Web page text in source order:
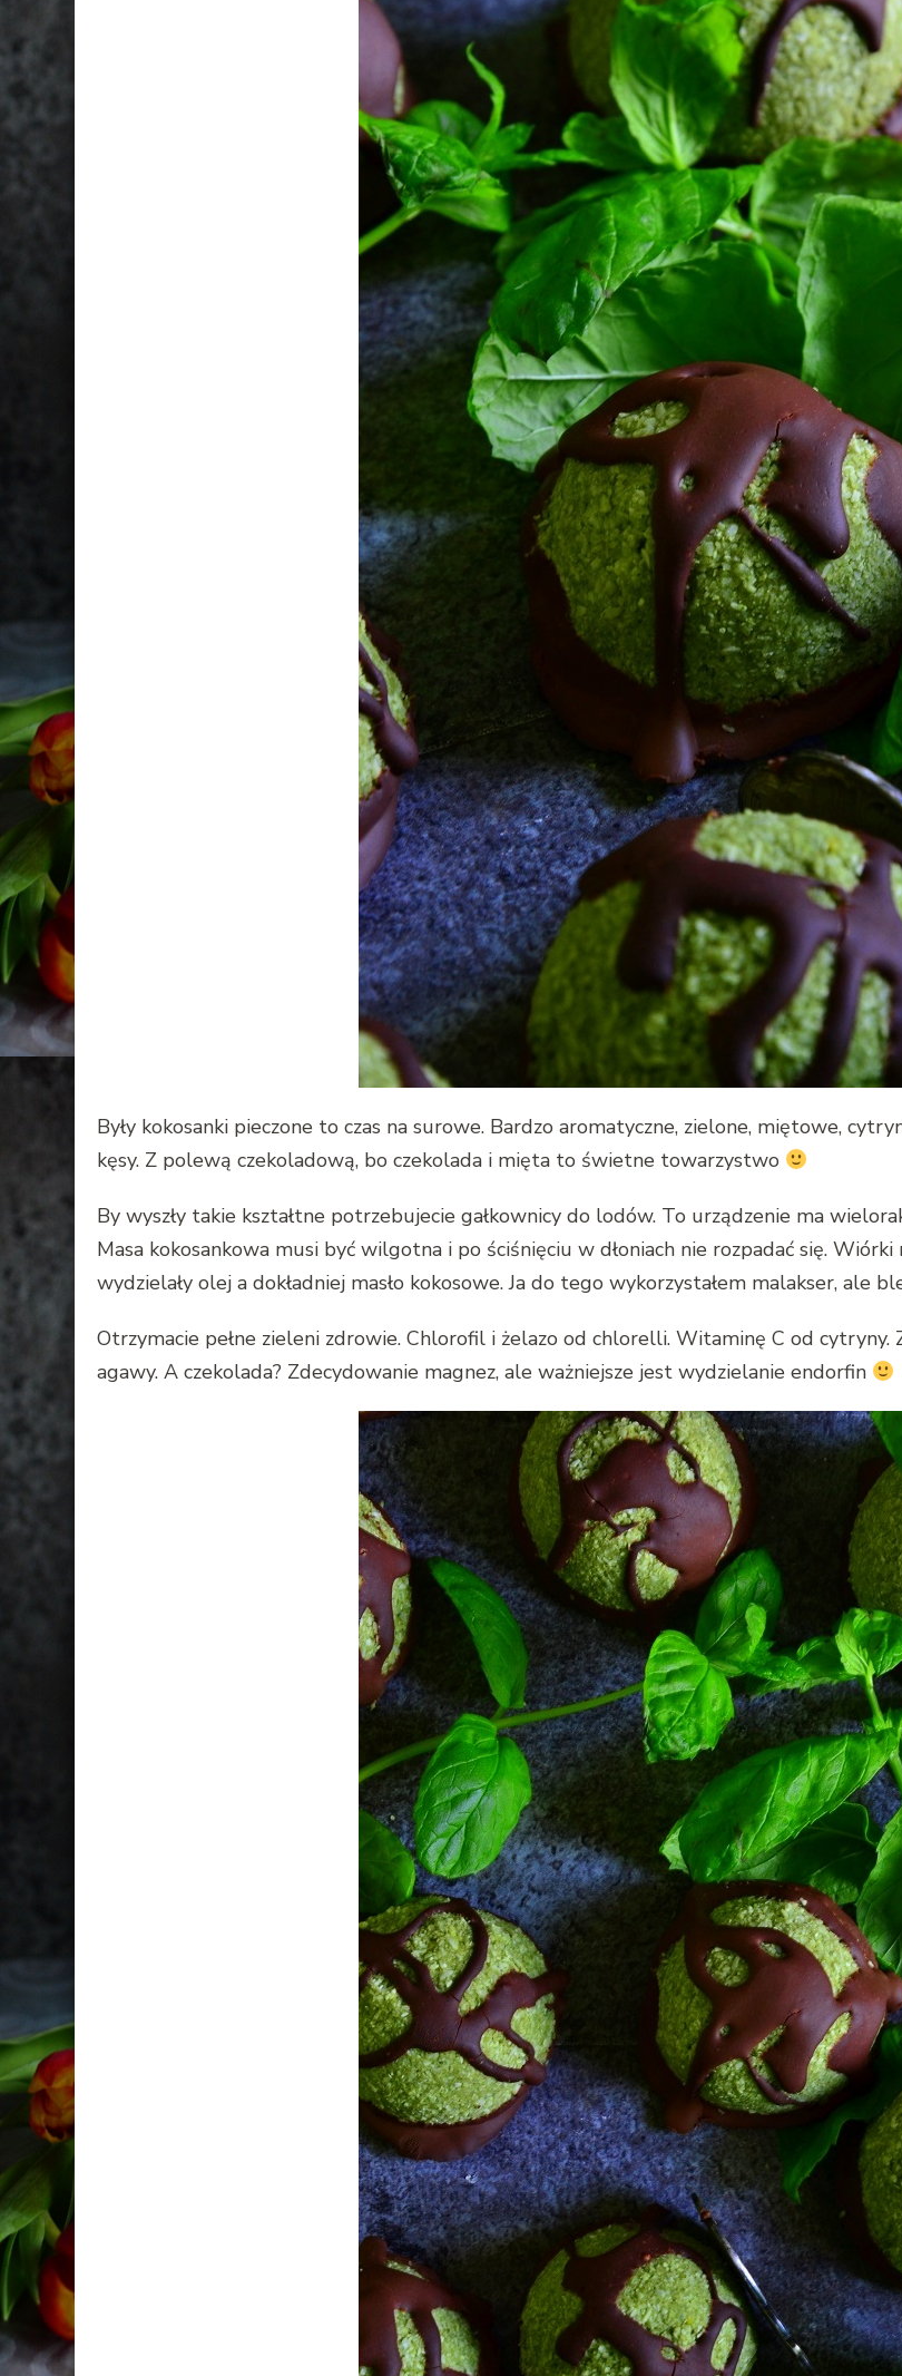
Były kokosanki pieczone to czas na surowe. Bardzo aromatyczne, zielone, miętowe,
kęsy. Z polewą czekoladową, bo czekolada i mięta to świetne towarzystwo
By wyszły takie kształtne potrzebujecie gałkownicy do lodów. To urządzenie ma
Masa kokosankowa musi być wilgotna i po ściśnięciu w dłoniach nie rozpadać się. Wiórki
wydzielały olej a dokładniej masło kokosowe. Ja do tego wykorzystałem malakser, ale
Otrzymacie pełne zieleni zdrowie. Chlorofil i żelazo od chlorelli. Witaminę C od cytryny.
agawy. A czekolada? Zdecydowanie magnez, ale ważniejsze jest wydzielanie endorfin